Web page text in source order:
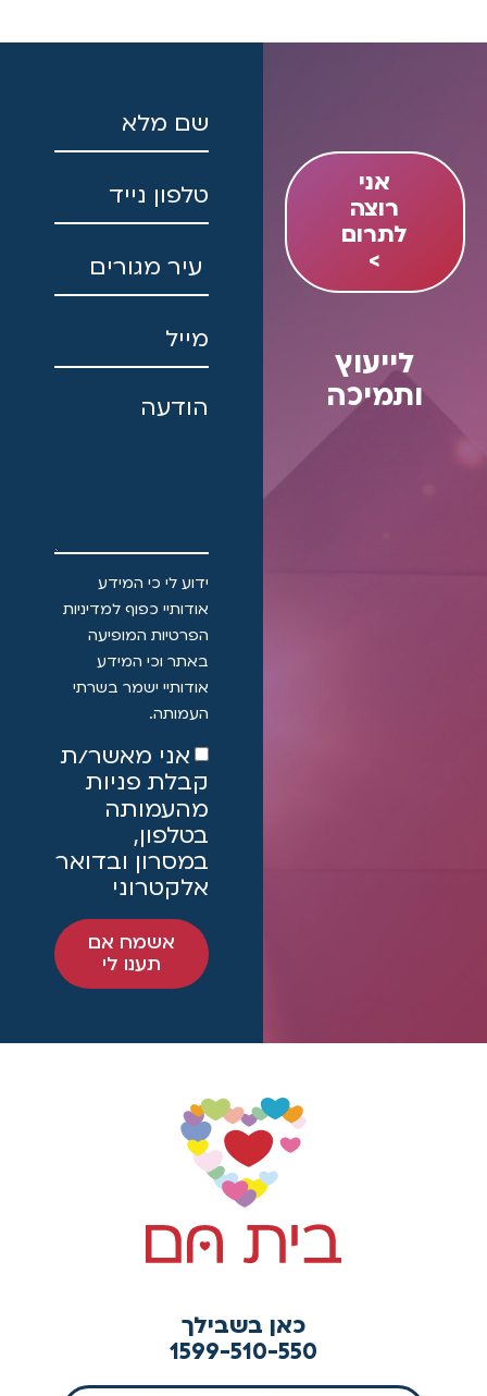
אני
רוצה
לתרום
לייעוץ
ותמיכה
ידוע לי כי המידע
אודותיי כפוף למדיניות
הפרטיות המופיעה
באתר וכי המידע
אודותיי ישמר בשרתי
העמותה.
אני מאשר/ת
קבלת פניות
מהעמותה
בטלפון,
במסרון ובדואר
אלקטרוני
אשמח אם
תענו לי
כאן בשבילך
1599-510-550